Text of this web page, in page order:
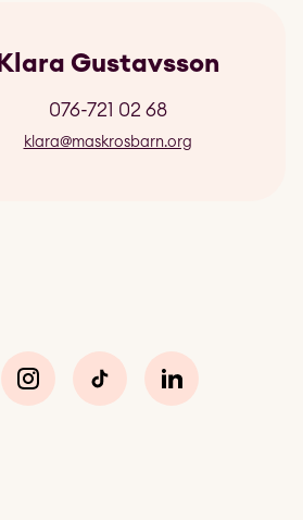
Klara Gustavsson
076-721 02 68
klara@maskrosbarn.org